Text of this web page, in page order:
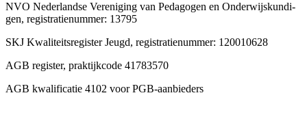
NVO Neder­land­se Ver­e­ni­ging van Peda­go­gen en Onder­wijs­kun­di­
gen, regi­stra­tie­num­mer: 13795
SKJ Kwa­li­teits­re­gis­ter Jeugd, regi­stra­tie­num­mer: 120010628
AGB regis­ter, prak­tijk­co­de 41783570
AGB kwa­li­fi­ca­tie 4102 voor PGB-aanbieders